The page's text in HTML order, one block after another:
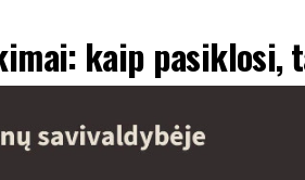
kaip pasiklosi,